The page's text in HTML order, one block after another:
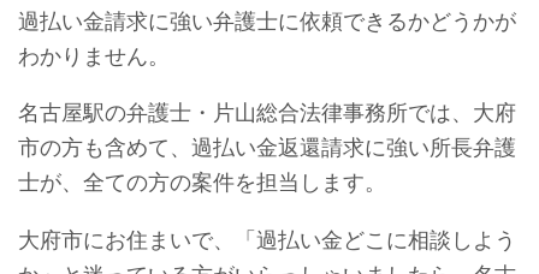
過払い金請求に強い弁護士に依頼できるかどうかが
わかりません。
名古屋駅の弁護士・片山総合法律事務所では、大府
市の方も含めて、過払い金返還請求に強い所長弁護
士が、全ての方の案件を担当します。
大府市にお住まいで、「過払い金どこに相談しよう